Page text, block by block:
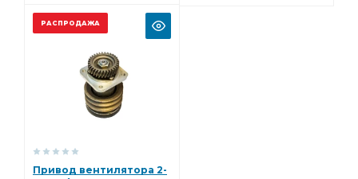
РАСПРОДАЖА
Привод вентилятора 2-